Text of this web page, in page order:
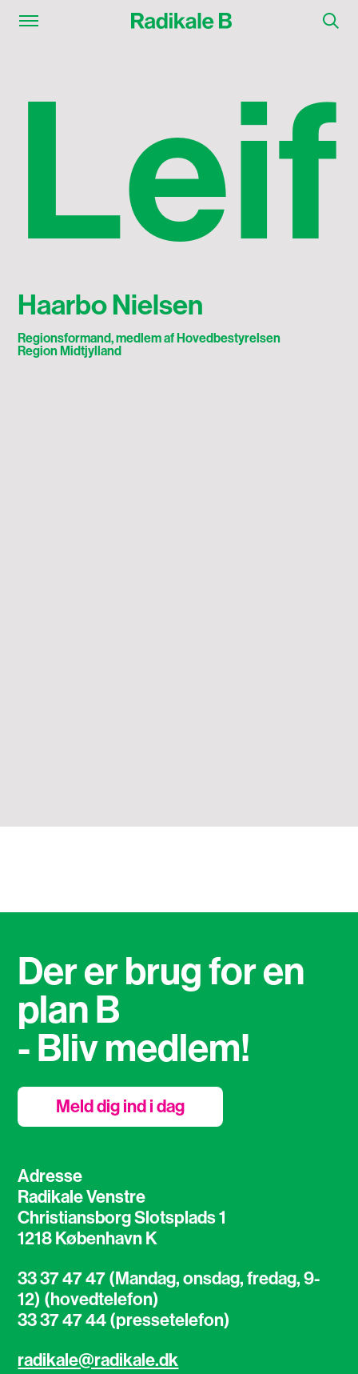
Leif
Haarbo Nielsen
Regionsformand, medlem af Hovedbestyrelsen
Region Midtjylland
Adresse
Radikale Venstre
Christiansborg Slotsplads 1
1218 København K
33 37 47 47 (Mandag, onsdag, fredag, 9-
12) (hovedtelefon)
33 37 47 44 (pressetelefon)
radikale@radikale.dk
Der er brug for en
plan B
- Bliv medlem!
Meld dig ind i dag